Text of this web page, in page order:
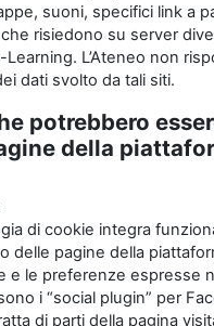
suoni, specifici link a
risiedono su server
L’Ateneo non
dati svolto da tali siti.
potrebbero
della
di cookie integra
delle pagine della
e le preferenze espresse
i “social plugin” per
di parti della pagina